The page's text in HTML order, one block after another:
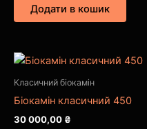
Додати в кошик
Класичний біокамін
Біокамін класичний 450
30 000,00 ₴